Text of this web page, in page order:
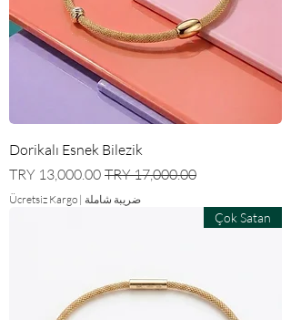
Dorikalı Esnek Bilezik
سعر عادي
سعر البيع
ضريبة شاملة |
Ücretsiz Kargo
Çok Satan